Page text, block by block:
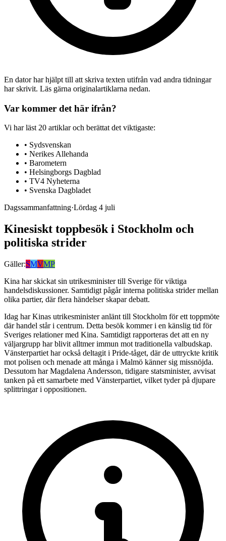
En dator har hjälpt till att skriva texten utifrån vad andra tidningar
har skrivit. Läs gärna originalartiklarna nedan.
Var kommer det här ifrån?
Vi har läst 20 artiklaroch berättat det viktigaste:
• Sydsvenskan
• Nerikes Allehanda
• Barometern
• Helsingborgs Dagblad
• TV4 Nyheterna
• Svenska Dagbladet
Dagssammanfattning·Lördag 4 juli
Kinesiskt toppbesök i Stockholm och
politiska strider
Gäller:SMVMP
Kina har skickat sin utrikesminister till Sverige för viktiga
handelsdiskussioner. Samtidigt pågår interna politiska strider mellan
olika partier, där flera händelser skapar debatt.
Idag har Kinas utrikesminister anlänt till Stockholm för ett toppmöte
där handel står i centrum. Detta besök kommer i en känslig tid för
Sveriges relationer med Kina. Samtidigt rapporteras det att en ny
väljargrupp har blivit alltmer immun mot traditionella valbudskap.
Vänsterpartiet har också deltagit i Pride-tåget, där de uttryckte kritik
mot polisen och menade att många i Malmö känner sig missnöjda.
Dessutom har Magdalena Andersson, tidigare statsminister, avvisat
tanken på ett samarbete med Vänsterpartiet, vilket tyder på djupare
splittringar i oppositionen.